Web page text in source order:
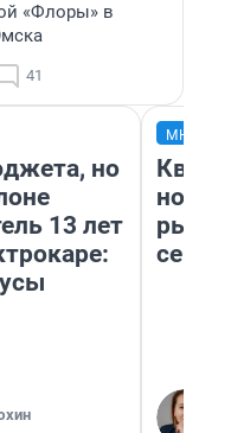
«Флоры» в
41
но
13 лет
но